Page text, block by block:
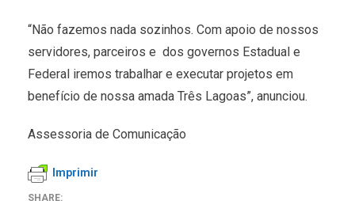
“Não fazemos nada sozinhos. Com apoio de nossos
servidores, parceiros e dos governos Estadual e
Federal iremos trabalhar e executar projetos em
benefício de nossa amada Três Lagoas”, anunciou.
Assessoria de Comunicação
Imprimir